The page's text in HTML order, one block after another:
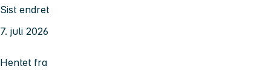
Sist endret
7. juli 2026
Hentet fra